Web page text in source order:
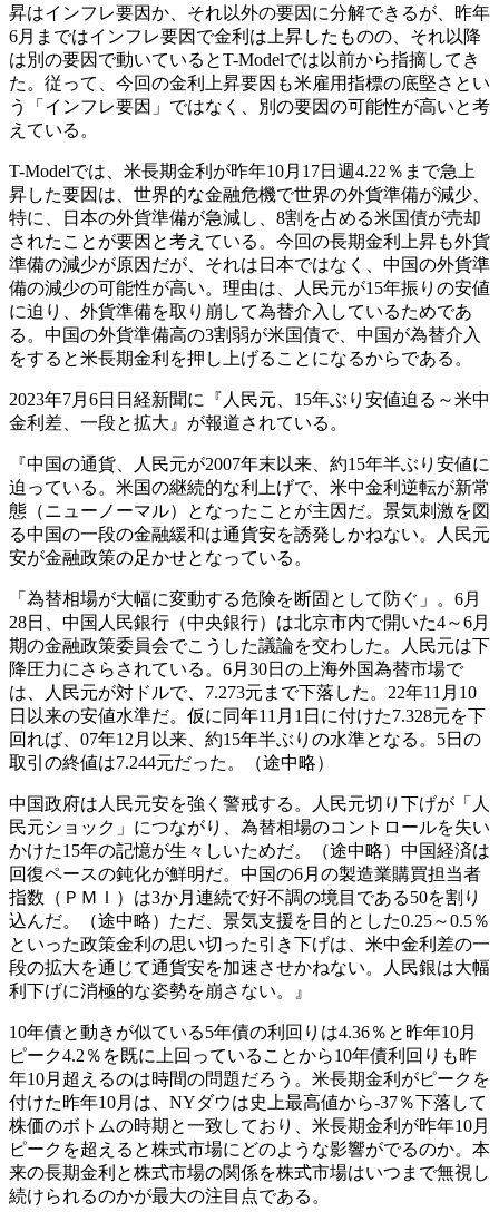
昇はインフレ要因か、それ以外の要因に分解できるが、昨年
6月まではインフレ要因で金利は上昇したものの、それ以降
は別の要因で動いているとT-Modelでは以前から指摘してき
た。従って、今回の金利上昇要因も米雇用指標の底堅さとい
う「インフレ要因」ではなく、別の要因の可能性が高いと考
えている。
T-Modelでは、米長期金利が昨年10月17日週4.22％まで急上
昇した要因は、世界的な金融危機で世界の外貨準備が減少、
特に、日本の外貨準備が急減し、8割を占める米国債が売却
されたことが要因と考えている。今回の長期金利上昇も外貨
準備の減少が原因だが、それは日本ではなく、中国の外貨準
備の減少の可能性が高い。理由は、人民元が15年振りの安値
に迫り、外貨準備を取り崩して為替介入しているためであ
る。中国の外貨準備高の3割弱が米国債で、中国が為替介入
をすると米長期金利を押し上げることになるからである。
2023年7月6日日経新聞に『人民元、15年ぶり安値迫る～米中
金利差、一段と拡大』が報道されている。
『中国の通貨、人民元が2007年末以来、約15年半ぶり安値に
迫っている。米国の継続的な利上げで、米中金利逆転が新常
態（ニューノーマル）となったことが主因だ。景気刺激を図
る中国の一段の金融緩和は通貨安を誘発しかねない。人民元
安が金融政策の足かせとなっている。
「為替相場が大幅に変動する危険を断固として防ぐ」。6月
28日、中国人民銀行（中央銀行）は北京市内で開いた4～6月
期の金融政策委員会でこうした議論を交わした。人民元は下
降圧力にさらされている。6月30日の上海外国為替市場で
は、人民元が対ドルで、7.273元まで下落した。22年11月10
日以来の安値水準だ。仮に同年11月1日に付けた7.328元を下
回れば、07年12月以来、約15年半ぶりの水準となる。5日の
取引の終値は7.244元だった。（途中略）
中国政府は人民元安を強く警戒する。人民元切り下げが「人
民元ショック」につながり、為替相場のコントロールを失い
かけた15年の記憶が生々しいためだ。（途中略）中国経済は
回復ペースの鈍化が鮮明だ。中国の6月の製造業購買担当者
指数（ＰＭＩ）は3か月連続で好不調の境目である50を割り
込んだ。（途中略）ただ、景気支援を目的とした0.25～0.5％
といった政策金利の思い切った引き下げは、米中金利差の一
段の拡大を通じて通貨安を加速させかねない。人民銀は大幅
利下げに消極的な姿勢を崩さない。』
10年債と動きが似ている5年債の利回りは4.36％と昨年10月
ピーク4.2％を既に上回っていることから10年債利回りも昨
年10月超えるのは時間の問題だろう。米長期金利がピークを
付けた昨年10月は、NYダウは史上最高値から-37％下落して
株価のボトムの時期と一致しており、米長期金利が昨年10月
ピークを超えると株式市場にどのような影響がでるのか。本
来の長期金利と株式市場の関係を株式市場はいつまで無視し
続けられるのかが最大の注目点である。